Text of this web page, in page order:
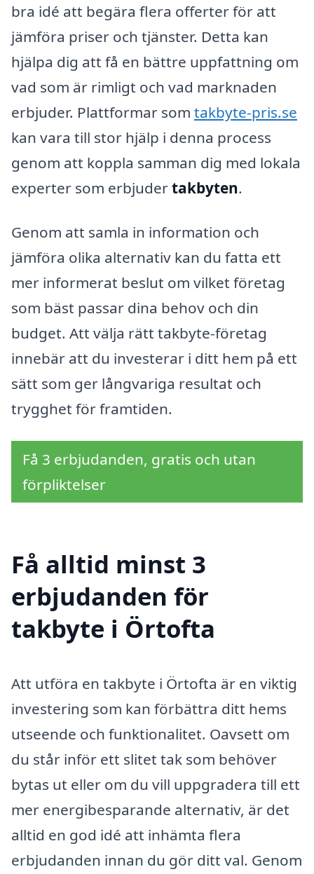
bra idé att begära flera offerter för att
jämföra priser och tjänster. Detta kan
hjälpa dig att få en bättre uppfattning om
vad som är rimligt och vad marknaden
erbjuder. Plattformar som takbyte-pris.se
kan vara till stor hjälp i denna process
genom att koppla samman dig med lokala
experter som erbjudertakbyten.
Genom att samla in information och
jämföra olika alternativ kan du fatta ett
mer informerat beslut om vilket företag
som bäst passar dina behov och din
budget. Att välja rätt takbyte-företag
innebär att du investerar i ditt hem på ett
sätt som ger långvariga resultat och
trygghet för framtiden.
Få 3 erbjudanden, gratis och utan
förpliktelser
Få alltid minst 3
erbjudanden för
takbyte i Örtofta
Att utföra en takbyte i Örtofta är en viktig
investering som kan förbättra ditt hems
utseende och funktionalitet. Oavsett om
du står inför ett slitet tak som behöver
bytas ut eller om du vill uppgradera till ett
mer energibesparande alternativ, är det
alltid en god idé att inhämta flera
erbjudanden innan du gör ditt val. Genom